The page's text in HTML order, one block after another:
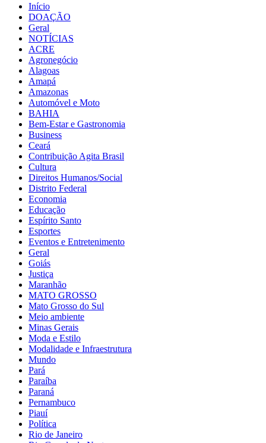
Início
DOAÇÃO
Geral
NOTÍCIAS
ACRE
Agronegócio
Alagoas
Amapá
Amazonas
Automóvel e Moto
BAHIA
Bem-Estar e Gastronomia
Business
Ceará
Contribuição Agita Brasil
Cultura
Direitos Humanos/Social
Distrito Federal
Economia
Educação
Espírito Santo
Esportes
Eventos e Entretenimento
Geral
Goiás
Justiça
Maranhão
MATO GROSSO
Mato Grosso do Sul
Meio ambiente
Minas Gerais
Moda e Estilo
Modalidade e Infraestrutura
Mundo
Pará
Paraíba
Paraná
Pernambuco
Piauí
Política
Rio de Janeiro